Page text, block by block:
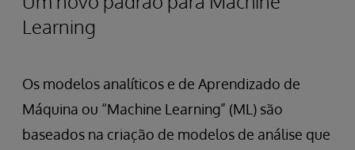
Learning
Os modelos analíticos e de Aprendizado de
Máquina ou “Machine Learning” (ML) são
baseados na criação de modelos de análise que